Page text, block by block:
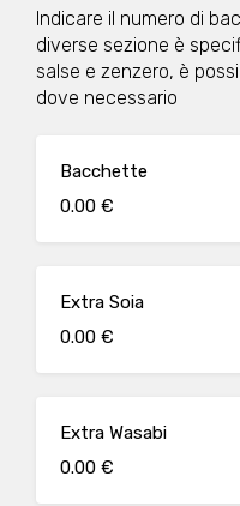
Indicare il numero di
diverse sezione è
salse e zenzero, è
dove necessario
Bacchette
0.00 €
Extra Soia
0.00 €
Extra Wasabi
0.00 €